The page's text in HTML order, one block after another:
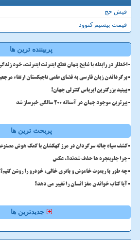
فیش حج
قیمت بیسیم کنوود
پربیننده ترین ها
اخطار در رابطه با نتایج پنهان قطع اینترنت اینترنت، خود
برگرداندن زبان فارسی به فضای علمی تاجیکستان ارتقاء
ببینید بزرگترین ایرباس کنترلی جهان!
پیرترین موجود جهان در آستانه ۲۰۰ سالگی خبرساز شد
پربحث ترین ها
کشف سیاه چاله سرگردان در مرز کهکشان با کمک هوش
چرا جلوپنجره ها حذف شدند؟، عکس
چه طور با ریموت خاموش و باتری خالی، خودرو را روشن کنیم؟
آیا کتاب خواندن مغز انسان را تغییر می دهد؟
جدیدترین ها